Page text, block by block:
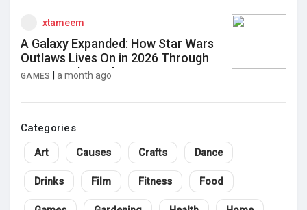
xtameem
A Galaxy Expanded: How Star Wars
Outlaws Lives On in 2026 Through
Its Prequel Novel
GAMES a month ago
Categories
Art Causes Crafts Dance
Drinks Film Fitness Food